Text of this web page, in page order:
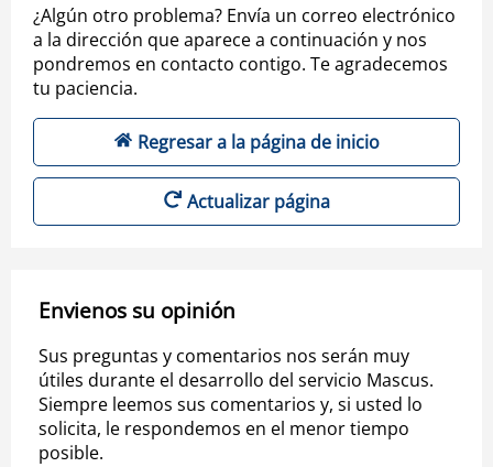
¿Algún otro problema? Envía un correo electrónico
a la dirección que aparece a continuación y nos
pondremos en contacto contigo. Te agradecemos
tu paciencia.
Regresar a la página de inicio
Actualizar página
Envienos su opinión
Sus preguntas y comentarios nos serán muy
útiles durante el desarrollo del servicio Mascus.
Siempre leemos sus comentarios y, si usted lo
solicita, le respondemos en el menor tiempo
posible.